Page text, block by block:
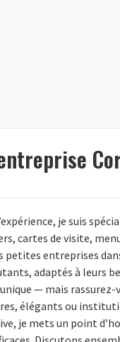
je suis
cartes de visite,
petites entreprises
adaptés à leurs
— mais rassurez-
élégants ou
je mets un point